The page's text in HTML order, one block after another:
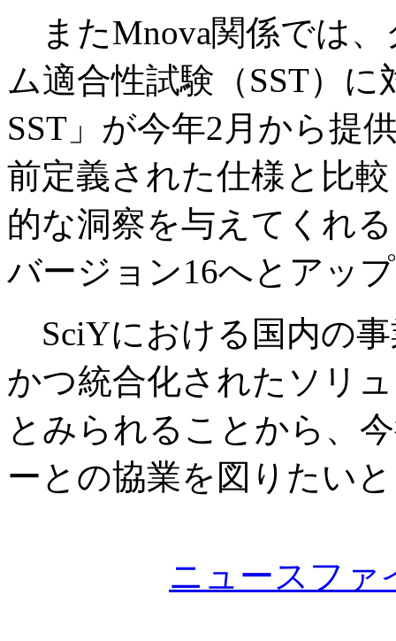
またMnova関係では
ム適合性試験（SST）に
SST」が今年2月から提
前定義された仕様と比
的な洞察を与えてくれ
バージョン16へとアッ
SciYにおける国内の
かつ統合化されたソリ
とみられることから、
ーとの協業を図りたい
ニュースファ